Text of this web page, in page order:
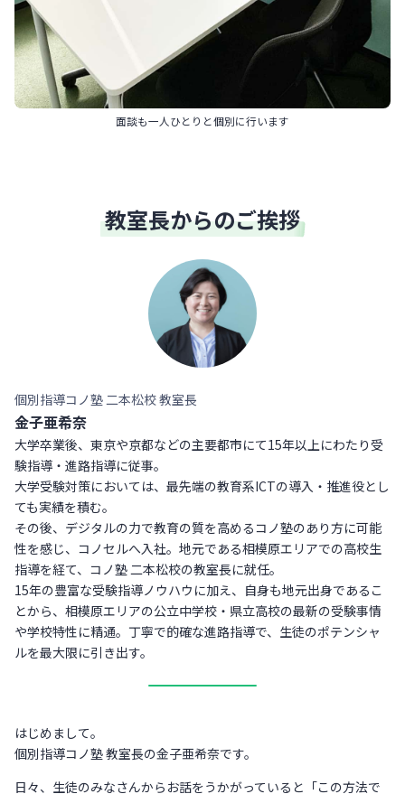
面談も一人ひとりと個別に行います
教室長からのご挨拶
個別指導コノ塾 二本松校 教室長
金子亜希奈
大学卒業後、東京や京都などの主要都市にて15年以上にわたり受
験指導・進路指導に従事。
大学受験対策においては、最先端の教育系ICTの導入・推進役とし
ても実績を積む。
その後、デジタルの力で教育の質を高めるコノ塾のあり方に可能
性を感じ、コノセルへ入社。地元である相模原エリアでの高校生
指導を経て、コノ塾 二本松校の教室長に就任。
15年の豊富な受験指導ノウハウに加え、自身も地元出身であるこ
とから、相模原エリアの公立中学校・県立高校の最新の受験事情
や学校特性に精通。丁寧で的確な進路指導で、生徒のポテンシャ
ルを最大限に引き出す。
はじめまして。
個別指導コノ塾 教室長の金子亜希奈です。
日々、生徒のみなさんからお話をうかがっていると「この方法で